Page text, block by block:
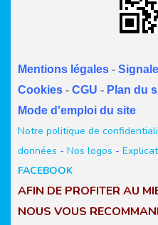
Mentions légales -
Cookies - CGU - Plan du
Mode d'emploi du site
Notre politique de
données - Nos logos -
FACEBOOK
AFIN DE PROFITER AU
NOUS VOUS